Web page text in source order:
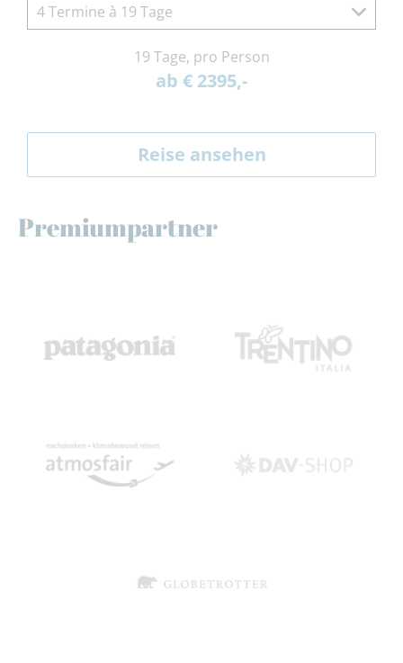
4 Termine à 19 Tage
19 Tage, pro Person
ab € 2395,-
Reise ansehen
Premiumpartner